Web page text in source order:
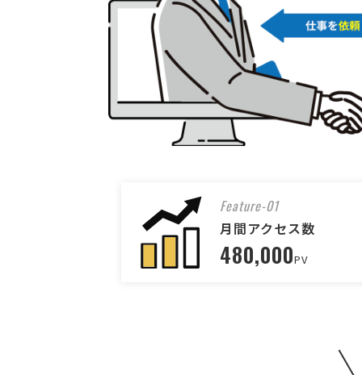
Feature-01
月間アクセス数
480,000PV